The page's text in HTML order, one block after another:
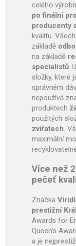
celého
po finální
producenty
kvalitu.
základě
na základě
specialistů.
složky, které
správném
nepoužívá
produktech
použitých
zvířatech.
maximální
Více než
pečeť
Značka
prestižní
Awards for
Queen's
a je